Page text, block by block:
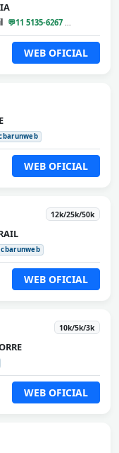
💬11 5135-6267
WEB OFICIAL
WEB OFICIAL
12k/25k/50k
WEB OFICIAL
10k/5k/3k
WEB OFICIAL